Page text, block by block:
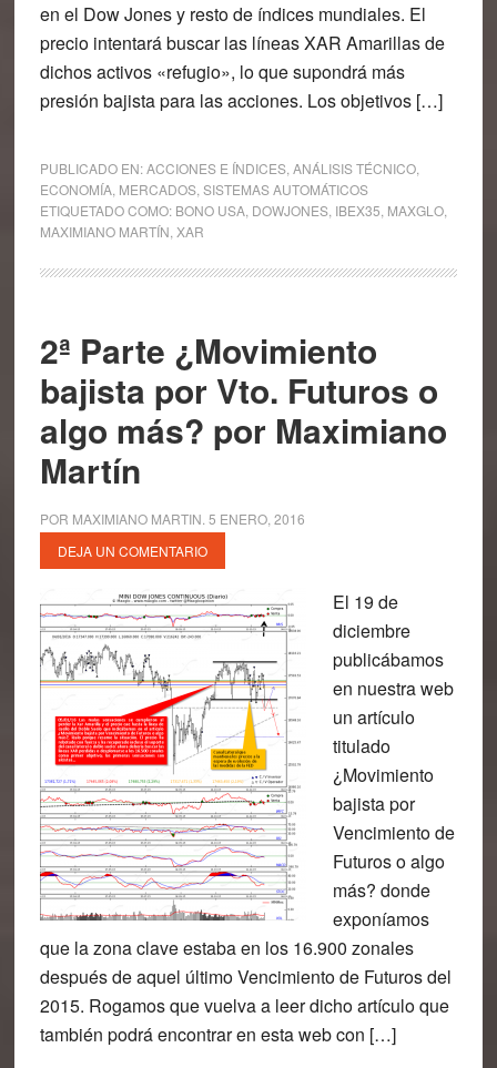
en el Dow Jones y resto de índices mundiales. El
precio intentará buscar las líneas XAR Amarillas de
dichos activos «refugio», lo que supondrá más
presión bajista para las acciones. Los objetivos […]
PUBLICADO EN:ACCIONES E ÍNDICES, ANÁLISIS TÉCNICO,
ECONOMÍA, MERCADOS, SISTEMAS AUTOMÁTICOS
ETIQUETADO COMO: BONO USA, DOWJONES, IBEX35 MAXGLO,
MAXIMIANO MARTÍN XAR
2ª Parte ¿Movimiento
bajista por Vto. Futuros o
algo más? por Maximiano
Martín
POR MAXIMIANO MARTIN 5 ENERO, 2016
DEJA UN COMENTARIO
El 19 de
diciembre
publicábamos
en nuestra web
un artículo
titulado
¿Movimiento
bajista por
Vencimiento de
Futuros o algo
más? donde
exponíamos
que la zona clave estaba en los 16.900 zonales
después de aquel último Vencimiento de Futuros del
2015. Rogamos que vuelva a leer dicho artículo que
también podrá encontrar en esta web con […]